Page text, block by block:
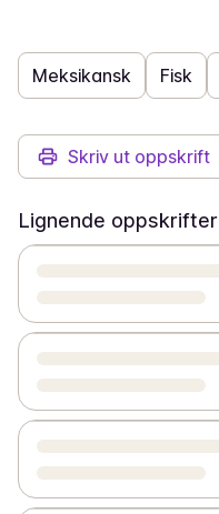
Meksikansk Fisk
Skriv ut oppskrift
Lignende oppskrifter